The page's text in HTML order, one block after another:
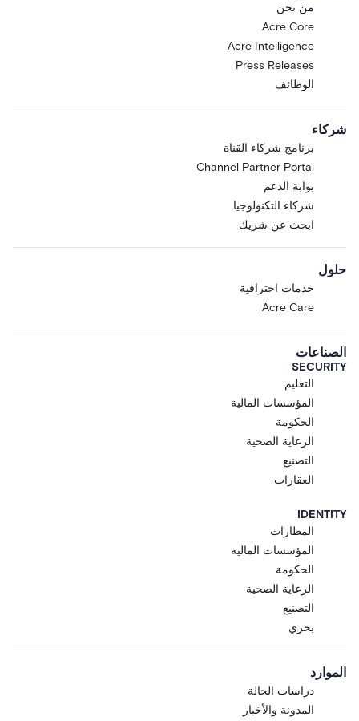
من نحن
Acre Core
Acre Intelligence
Press Releases
الوظائف
شركاء
برنامج شركاء القناة
Channel Partner Portal
بوابة الدعم
شركاء التكنولوجيا
ابحث عن شريك
حلول
خدمات احترافية
Acre Care
الصناعات
SECURITY
التعليم
المؤسسات المالية
الحكومة
الرعاية الصحية
التصنيع
العقارات
IDENTITY
المطارات
المؤسسات المالية
الحكومة
الرعاية الصحية
التصنيع
بحري
الموارد
دراسات الحالة
المدونة والأخبار